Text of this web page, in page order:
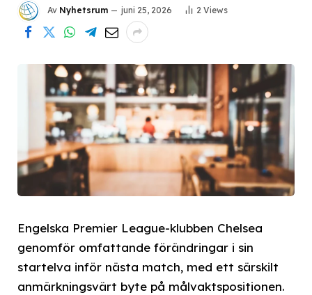
Av Nyhetsrum juni 25, 2026 2 Views
Engelska Premier League-klubben Chelsea
genomför omfattande förändringar i sin
startelva inför nästa match, med ett särskilt
anmärkningsvärt byte på målvaktspositionen.